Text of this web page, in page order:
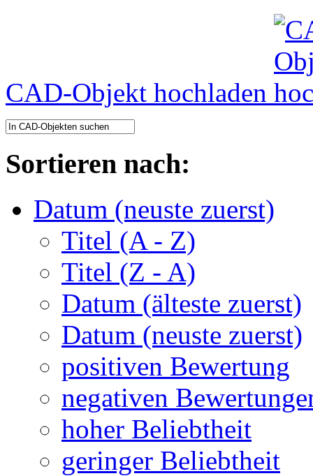
CAD-Objekt hochladen
Sortieren nach:
Datum (neuste zuerst)
Titel (A - Z)
Titel (Z - A)
Datum (älteste zuerst)
Datum (neuste zuerst)
positiven Bewertung
negativen
hoher Beliebtheit
geringer Beliebtheit